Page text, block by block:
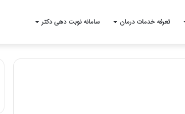
تعرفه خدمات درمان سامانه نوبت دهی دکتر